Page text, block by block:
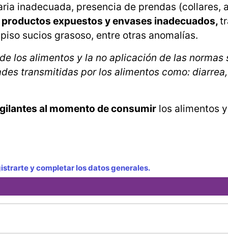
inadecuada, presencia de prendas (collares,
productos expuestos y envases inadecuados,
sucios grasoso, entre otras anomalías.
los alimentos y la no aplicación de las normas
transmitidas por los alimentos como: diarrea,
al momento de consumir los alimentos
y completar los datos generales.